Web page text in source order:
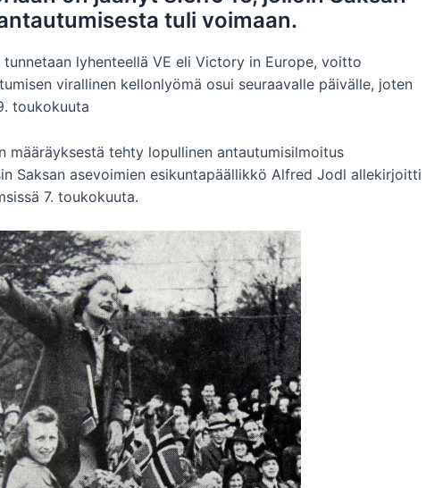
tuli voimaan.
lyhenteellä VE eli Victory in Europe, voitto
virallinen kellonlyömä osui seuraavalle päivälle, joten
toukokuuta
määräyksestä tehty lopullinen antautumisilmoitus
Saksan asevoimien esikuntapäällikkö Alfred Jodl allekirjoitti
7. toukokuuta.